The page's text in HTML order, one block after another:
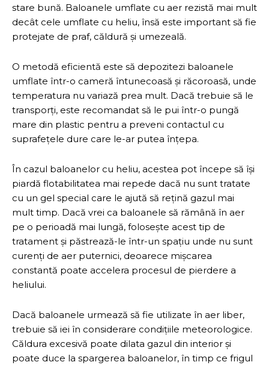
stare bună. Baloanele umflate cu aer rezistă mai mult
decât cele umflate cu heliu, însă este important să fie
protejate de praf, căldură și umezeală.
O metodă eficientă este să depozitezi baloanele
umflate într-o cameră întunecoasă și răcoroasă, unde
temperatura nu variază prea mult. Dacă trebuie să le
transporți, este recomandat să le pui într-o pungă
mare din plastic pentru a preveni contactul cu
suprafețele dure care le-ar putea înțepa.
În cazul baloanelor cu heliu, acestea pot începe să își
piardă flotabilitatea mai repede dacă nu sunt tratate
cu un gel special care le ajută să rețină gazul mai
mult timp. Dacă vrei ca baloanele să rămână în aer
pe o perioadă mai lungă, folosește acest tip de
tratament și păstrează-le într-un spațiu unde nu sunt
curenți de aer puternici, deoarece mișcarea
constantă poate accelera procesul de pierdere a
heliului.
Dacă baloanele urmează să fie utilizate în aer liber,
trebuie să iei în considerare condițiile meteorologice.
Căldura excesivă poate dilata gazul din interior și
poate duce la spargerea baloanelor, în timp ce frigul